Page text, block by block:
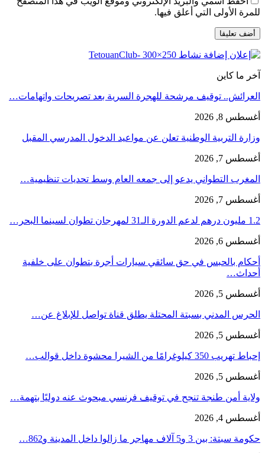
للمرة الأولى التي أعلق فيها.
آخر ما كاين
العرائش.. توقيف مرشحة للهجرة السرية بعد تصريحات واتهامات…
أغسطس 8, 2026
وزارة التربية الوطنية تعلن عن مواعيد الدخول المدرسي المقبل
أغسطس 7, 2026
المغرب التطواني يدعو إلى جمعه العام وسط تحديات تنظيمية…
أغسطس 7, 2026
1.2 مليون درهم لدعم الدورة الـ31 لمهرجان تطوان لسينما البحر…
أغسطس 6, 2026
أحكام بالحبس في حق سائقي سيارات أجرة بتطوان على خلفية
أحداث…
أغسطس 5, 2026
الحرس المدني بسبتة المحتلة يطلق قناة تواصل للإبلاغ عن…
أغسطس 5, 2026
إحباط تهريب 350 كيلوغرامًا من الشيرا محشوة داخل قوالب…
أغسطس 5, 2026
ولاية أمن طنجة تنجح في توقيف فرنسي مبحوث عنه دوليًا بتهمة…
أغسطس 4, 2026
حكومة سبتة: بين 3 و5 آلاف مهاجر ما زالوا داخل المدينة و862…